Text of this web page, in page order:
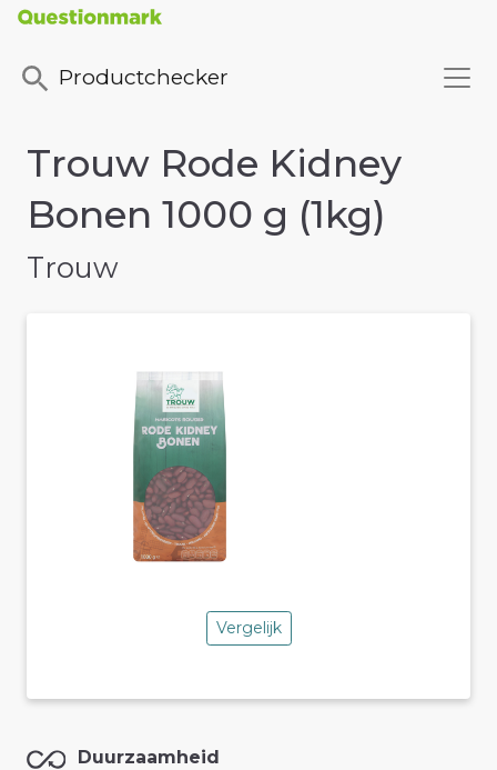
Productchecker
Trouw Rode Kidney
Bonen 1000 g (1kg)
Trouw
Vergelijk
Duurzaamheid